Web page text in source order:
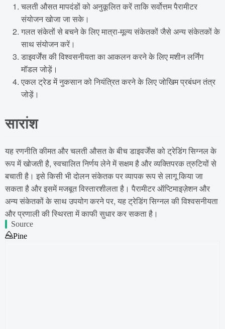
चलती औसत मापदंडों को अनुकूलित करें ताकि सर्वोत्तम पैरामीटर
संयोजन खोजा जा सके।
गलत संकेतों से बचने के लिए मात्रा-मूल्य संकेतकों जैसे अन्य संकेतकों के
साथ संयोजन करें।
डाइवर्जेंस की विश्वसनीयता का आकलन करने के लिए मशीन लर्निंग
मॉडल जोड़ें।
एकल ट्रेड में नुकसान को नियंत्रित करने के लिए जोखिम प्रबंधन तंत्र
जोड़ें।
सारांश
यह रणनीति कीमत और चलती औसत के बीच डाइवर्जेंस को ट्रेडिंग सिग्नल के
रूप में खोजती है, स्वचालित निर्णय लेने में सक्षम है और व्यक्तिपरक त्रुटियों से
बचाती है। इसे किसी भी दोलन संकेतक पर व्यापक रूप से लागू किया जा
सकता है और इसमें मजबूत विस्तारशीलता है। पैरामीटर ऑप्टिमाइज़ेशन और
अन्य संकेतकों के साथ उपयोग करने पर, यह ट्रेडिंग सिग्नल की विश्वसनीयता
और प्रणाली की स्थिरता में काफी सुधार कर सकता है।
Source
Pine